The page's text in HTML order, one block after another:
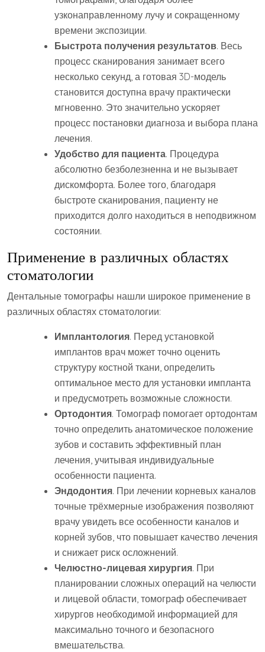
узконаправленному лучу и сокращенному
времени экспозиции.
Быстрота получения результатов. Весь
процесс сканирования занимает всего
несколько секунд, а готовая 3D-модель
становится доступна врачу практически
мгновенно. Это значительно ускоряет
процесс постановки диагноза и выбора плана
лечения.
Удобство для пациента. Процедура
абсолютно безболезненна и не вызывает
дискомфорта. Более того, благодаря
быстроте сканирования, пациенту не
приходится долго находиться в неподвижном
состоянии.
Применение в различных областях
стоматологии
Дентальные томографы нашли широкое применение в
различных областях стоматологии:
Имплантология. Перед установкой
имплантов врач может точно оценить
структуру костной ткани, определить
оптимальное место для установки импланта
и предусмотреть возможные сложности.
Ортодонтия. Томограф помогает ортодонтам
точно определить анатомическое положение
зубов и составить эффективный план
лечения, учитывая индивидуальные
особенности пациента.
Эндодонтия. При лечении корневых каналов
точные трёхмерные изображения позволяют
врачу увидеть все особенности каналов и
корней зубов, что повышает качество лечения
и снижает риск осложнений.
Челюстно-лицевая хирургия. При
планировании сложных операций на челюсти
и лицевой области, томограф обеспечивает
хирургов необходимой информацией для
максимально точного и безопасного
вмешательства.